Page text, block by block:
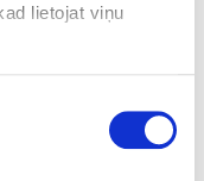
lietojat viņu